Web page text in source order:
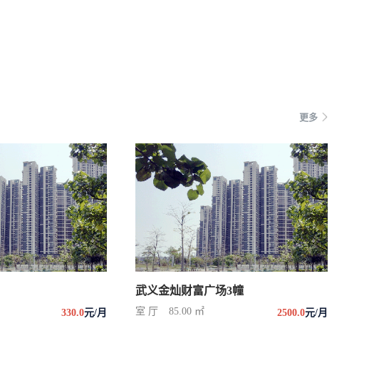
更多
330.0元/月
武义金灿财富广场3幢
室 厅 85.00 ㎡ 2500.0元/月